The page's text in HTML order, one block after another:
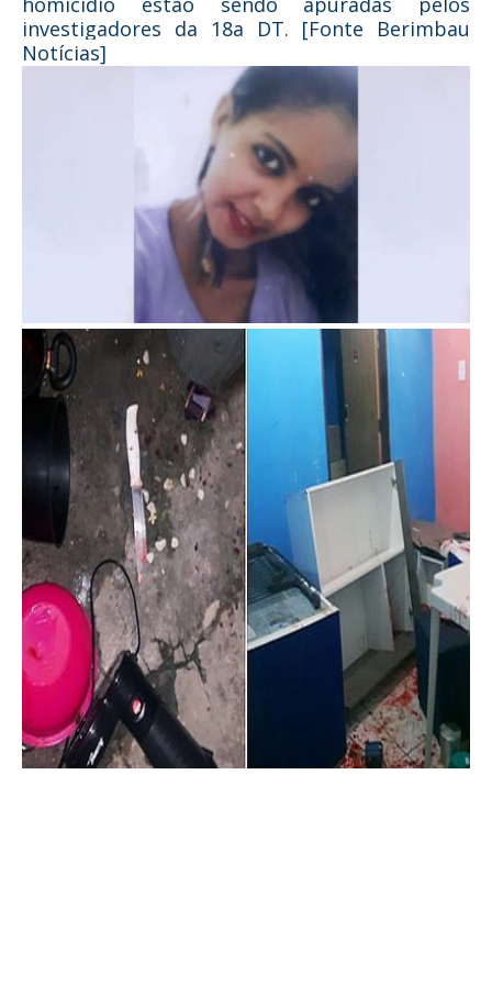
investigadores da 18a DT. [Fonte Berimbau
Notícias]